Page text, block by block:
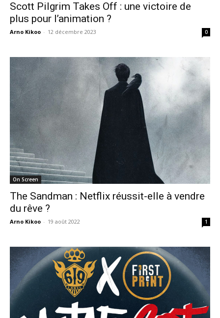
Scott Pilgrim Takes Off : une victoire de
plus pour l’animation ?
Arno Kikoo - 12 décembre 2023 0
On Screen
The Sandman : Netflix réussit-elle à vendre
du rêve ?
Arno Kikoo - 19 août 2022 1